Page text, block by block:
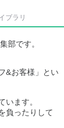
ブラリ
部です。
&お客様」とい
います。
負ったりして